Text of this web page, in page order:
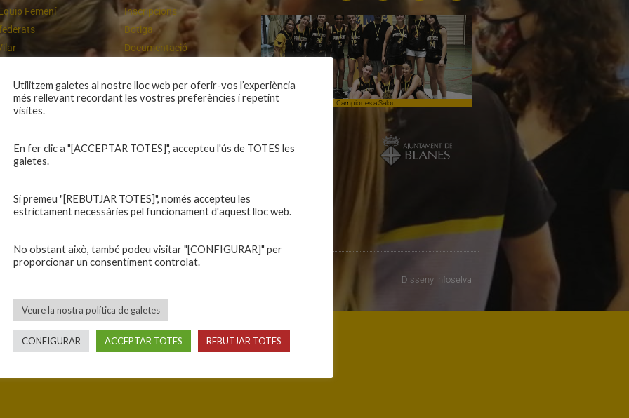
Femení
inferiors
casa
Inscripcions
Botiga
Documentació
Intranet
Contacte
Cloenda de temporada Campiones a Salou
Disseny infoselva
Utilitzem galetes al nostre lloc web per oferir-vos l’experiència
més rellevant recordant les vostres preferències i repetint
visites.
En fer clic a "[ACCEPTAR TOTES]", accepteu l'ús de TOTES les
galetes.
Si premeu "[REBUTJAR TOTES]", només accepteu les
estrictament necessàries pel funcionament d'aquest lloc web.
No obstant això, també podeu visitar "[CONFIGURAR]" per
proporcionar un consentiment controlat.
Veure la nostra política de galetes
CONFIGURAR ACCEPTAR TOTES REBUTJAR TOTES